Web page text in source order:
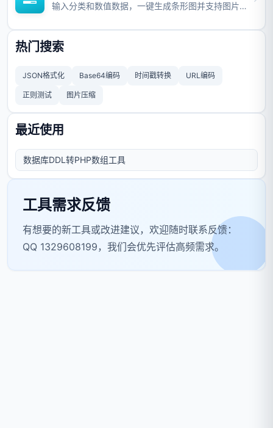
输入分类和数值数据，一键生成条形图并支持图片与视频导出。
热门搜索
JSON格式化 Base64编码 时间戳转换 URL编码
正则测试 图片压缩
最近使用
数据库DDL转PHP数组工具
工具需求反馈
有想要的新工具或改进建议，欢迎随时联系反馈：
QQ 1329608199，我们会优先评估高频需求。